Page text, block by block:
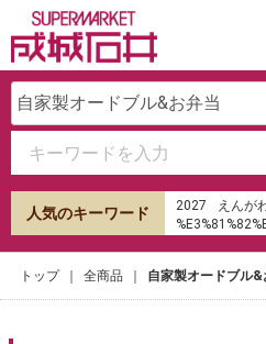
人気のキーワード 2027 えんが
ケーキ
オー
みりん
ラ・
トップ 全商品 自家製オードブル&